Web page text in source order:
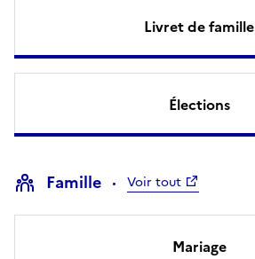
Livret de famille
Élections
Famille Voir tout
Mariage